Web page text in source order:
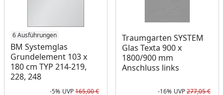
6 Ausführungen
BM Systemglas
Grundelement 103 x
180 cm TYP 214-219,
228, 248
-5% UVP165,00 €
Traumgarten SYSTEM
Glas Texta 900 x
1800/900 mm
Anschluss links
-16% UVP277,05 €